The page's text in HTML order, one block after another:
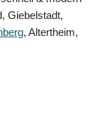
Giebelstadt,
, Altertheim,